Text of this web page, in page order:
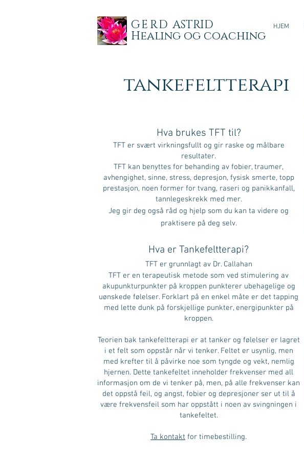
GERD ASTRID
Healing og coaching
HJEM
Hva brukes TFT til?
TFT er svært virkningsfullt og gir raske og målbare
resultater.
TFT kan benyttes for behanding av fobier, traumer,
avhengighet, sinne, stress, depresjon, fysisk smerte, topp
prestasjon, noen former for tvang, raseri og panikkanfall,
tannlegeskrekk med mer.
Jeg gir deg også råd og hjelp som du kan ta videre og
praktisere på deg selv.
Hva er Tankefeltterapi?
TFT er grunnlagt av Dr. Callahan
TFT er en terapeutisk metode som ved stimulering av
akupunkturpunkter på kroppen punkterer ubehagelige og
uønskede følelser. Forklart på en enkel måte er det tapping
med lette dunk på forskjellige punkter, energipunkter på
kroppen.
Teorien bak tankefeltterapi er at tanker og følelser er lagret
i et felt som oppstår når vi tenker. Feltet er usynlig, men
med krefter til å påvirke noe som tyngde og vekt, nemlig
hjernen. Dette tankefeltet inneholder frekvenser med all
informasjon om de vi tenker på, men, på alle frekvenser kan
det oppstå feil, og angst, fobier og depresjoner ser ut til å
være frekvensfeil som har oppstått i noen av svingningen i
tankefeltet.
Ta kontakt for timebestilling.
tankefeltterapi